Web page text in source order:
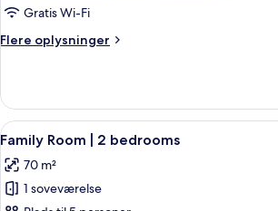
Gratis Wi-Fi
Flere oplysninger
Flere
Suite
Indlæs
alle
billeder
af
Et pænt
6
Family Room | 2 bedrooms
70 m²
1 soveværelse